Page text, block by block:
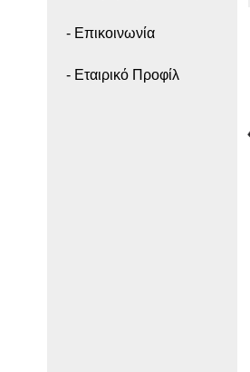
- Επικοινωνία
- Εταιρικό Προφίλ